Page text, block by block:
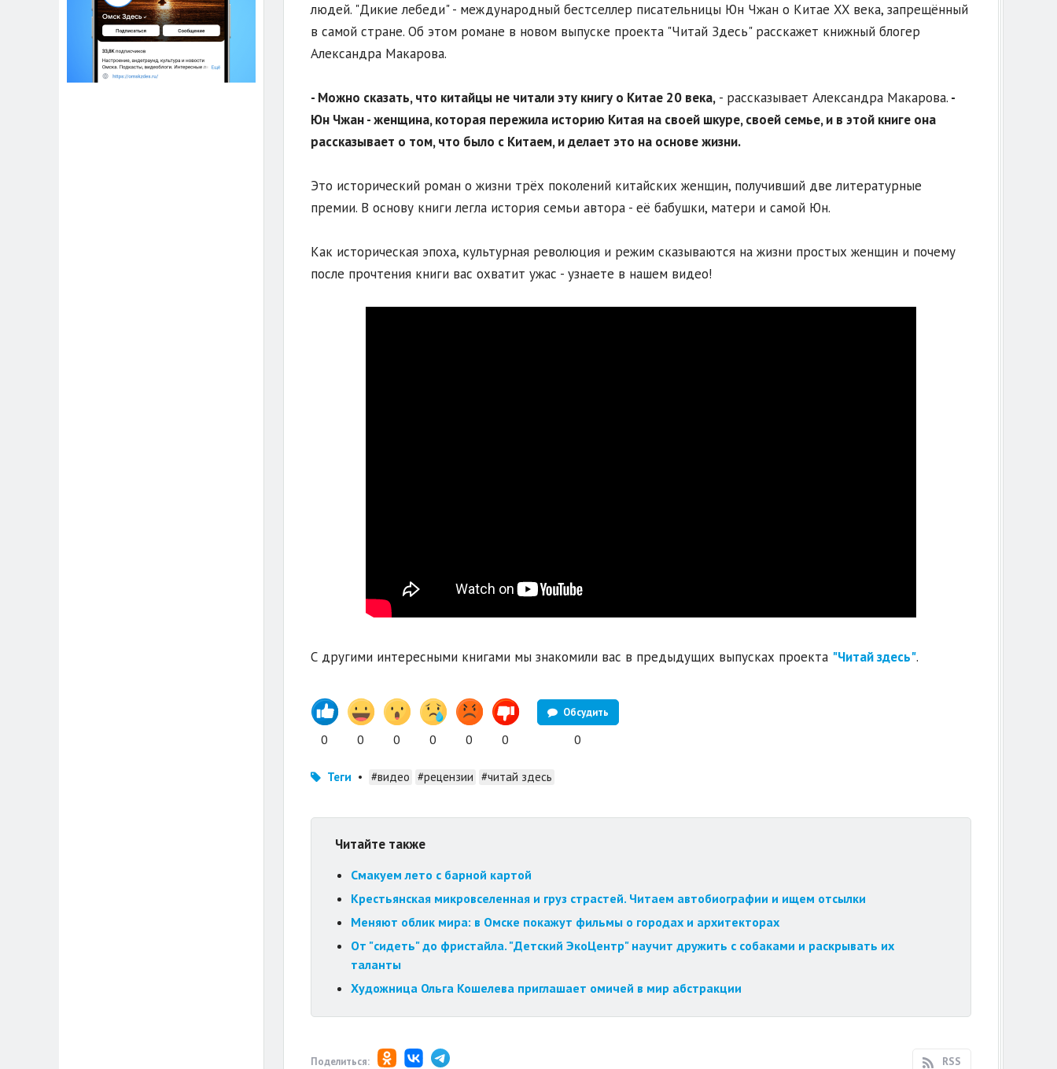
людей. "Дикие лебеди" - международный бестселлер писательницы Юн Чжан о Китае XX века, запрещённый
в самой стране. Об этом романе в новом выпуске проекта "Читай Здесь" расскажет книжный блогер
Александра Макарова.
- Можно сказать, что китайцы не читали эту книгу о Китае 20 века,- рассказывает Александра Макарова. -
Юн Чжан - женщина, которая пережила историю Китая на своей шкуре, своей семье, и в этой книге она
рассказывает о том, что было с Китаем, и делает это на основе жизни.
Это исторический роман о жизни трёх поколений китайских женщин, получивший две литературные
премии. В основу книги легла история семьи автора - её бабушки, матери и самой Юн.
Как историческая эпоха, культурная революция и режим сказываются на жизни простых женщин и почему
после прочтения книги вас охватит ужас - узнаете в нашем видео!
С другими интересными книгами мы знакомили вас в предыдущих выпусках проекта "Читай здесь".
0 0 0 0 0 0
Обсудить
0
Теги • #видео #рецензии #читай здесь
Читайте также
Смакуем лето с барной картой
Крестьянская микровселенная и груз страстей. Читаем автобиографии и ищем отсылки
Меняют облик мира: в Омске покажут фильмы о городах и архитекторах
От "сидеть" до фристайла. "Детский ЭкоЦентр" научит дружить с собаками и раскрывать их
таланты
Художница Ольга Кошелева приглашает омичей в мир абстракции
Поделиться: RSS